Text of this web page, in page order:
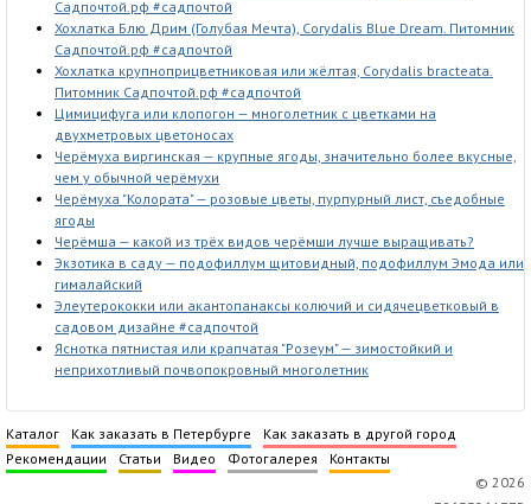
Садпочтой.рф #садпочтой
Хохлатка Блю Дрим (Голубая Мечта), Corydalis Blue Dream. Питомник
Садпочтой.рф #садпочтой
Хохлатка крупноприцветниковая или жёлтая, Corydalis bracteata.
Питомник Садпочтой.рф #садпочтой
Цимицифуга или клопогон — многолетник с цветками на
двухметровых цветоносах
Черёмуха виргинская — крупные ягоды, значительно более вкусные,
чем у обычной черёмухи
Черёмуха "Колората" — розовые цветы, пурпурный лист, съедобные
ягоды
Черёмша — какой из трёх видов черёмши лучше выращивать?
Экзотика в саду — подофиллум щитовидный, подофиллум Эмода или
гималайский
Элеутерококки или акантопанаксы колючий и сидячецветковый в
садовом дизайне #садпочтой
Яснотка пятнистая или крапчатая "Розеум" — зимостойкий и
неприхотливый почвопокровный многолетник
Каталог Как заказать в Петербурге
Как заказать в другой город
Рекомендации
Статьи Видео Фотогалерея
Контакты
© 2026